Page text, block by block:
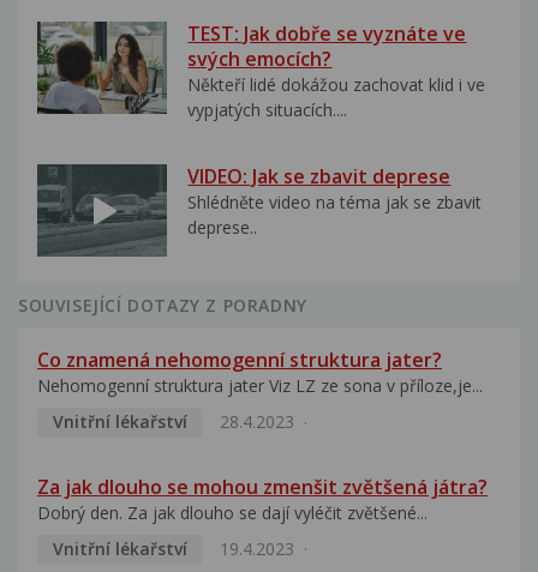
TEST: Jak dobře se vyznáte ve
svých emocích?
Někteří lidé dokážou zachovat klid i ve
vypjatých situacích....
VIDEO: Jak se zbavit deprese
Shlédněte video na téma jak se zbavit
deprese..
SOUVISEJÍCÍ DOTAZY Z PORADNY
Co znamená nehomogenní struktura jater?
Nehomogenní struktura jater Viz LZ ze sona v příloze,je...
Vnitřní lékařství
28.4.2023
Za jak dlouho se mohou zmenšit zvětšená játra?
Dobrý den. Za jak dlouho se dají vyléčit zvětšené...
Vnitřní lékařství
19.4.2023